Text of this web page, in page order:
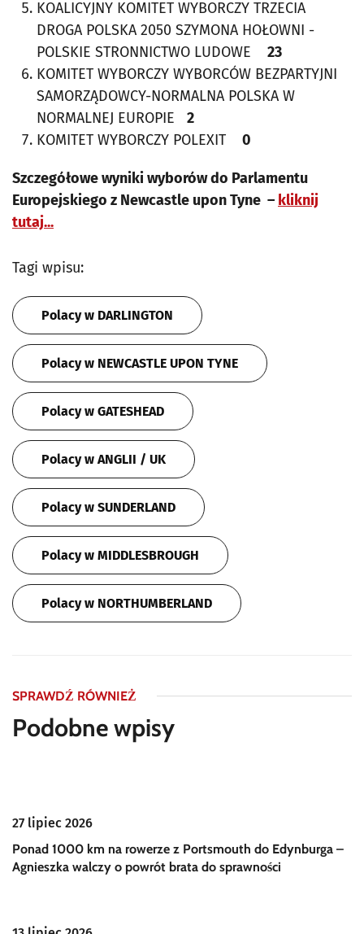
KOALICYJNY KOMITET WYBORCZY TRZECIA
DROGA POLSKA 2050 SZYMONA HOŁOWNI -
POLSKIE STRONNICTWO LUDOWE 23
KOMITET WYBORCZY WYBORCÓW BEZPARTYJNI
SAMORZĄDOWCY-NORMALNA POLSKA W
NORMALNEJ EUROPIE 2
KOMITET WYBORCZY POLEXIT 0
Szczegółowe wyniki wyborów do Parlamentu
Europejskiego z Newcastle upon Tyne – kliknij
tutaj...
Tagi wpisu:
Polacy w DARLINGTON
Polacy w NEWCASTLE UPON TYNE
Polacy w GATESHEAD
Polacy w ANGLII / UK
Polacy w SUNDERLAND
Polacy w MIDDLESBROUGH
Polacy w NORTHUMBERLAND
SPRAWDŹ RÓWNIEŻ
Podobne wpisy
27 lipiec 2026
Ponad 1000 km na rowerze z Portsmouth do Edynburga –
Agnieszka walczy o powrót brata do sprawności